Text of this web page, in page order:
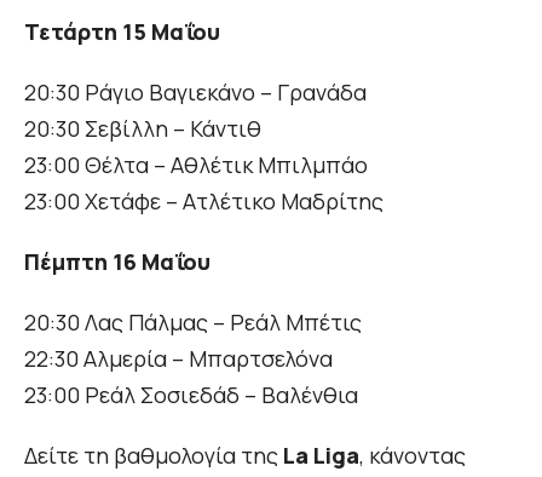
Τετάρτη 15 Μαΐου
20:30 Ράγιο Βαγιεκάνο – Γρανάδα
20:30 Σεβίλλη – Κάντιθ
23:00 Θέλτα – Αθλέτικ Μπιλμπάο
23:00 Χετάφε – Ατλέτικο Μαδρίτης
Πέμπτη 16 Μαΐου
20:30 Λας Πάλμας – Ρεάλ Μπέτις
22:30 Αλμερία – Μπαρτσελόνα
23:00 Ρεάλ Σοσιεδάδ – Βαλένθια
Δείτε τη βαθμολογία της La Liga, κάνοντας